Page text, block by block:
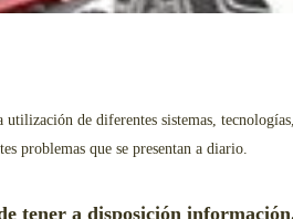
de diferentes sistemas,
problemas que se presentan a diario.
tener a disposición